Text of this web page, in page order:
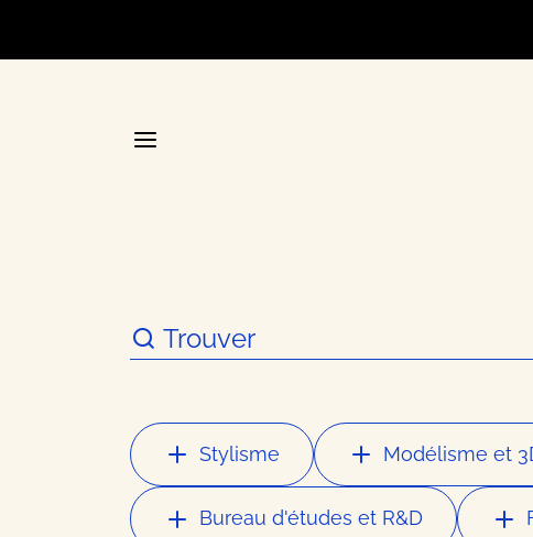
La plateforme stratégique des
Annuaire
Nos meilleurs contacts dans la
Stylisme Modélisme et
Bureau d'études et R&D